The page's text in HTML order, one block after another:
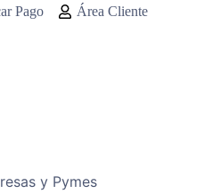
Pago Área Cliente
y Pymes